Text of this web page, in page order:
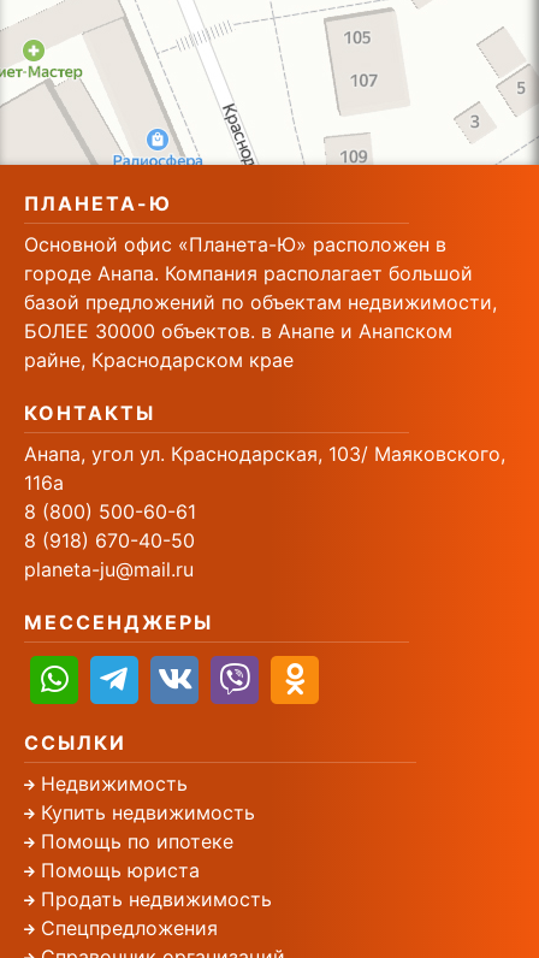
ПЛАНЕТА-Ю
Основной офис «Планета-Ю» расположен в
городе Анапа. Компания располагает большой
базой предложений по объектам недвижимости,
БОЛЕЕ 30000 объектов. в Анапе и Анапском
райне, Краснодарском крае
КОНТАКТЫ
Анапа, угол ул. Краснодарская, 103/ Маяковского,
116а
8 (800) 500-60-61
8 (918) 670-40-50
planeta-ju@mail.ru
МЕССЕНДЖЕРЫ
ССЫЛКИ
Недвижимость
Купить недвижимость
Помощь по ипотеке
Помощь юриста
Продать недвижимость
Спецпредложения